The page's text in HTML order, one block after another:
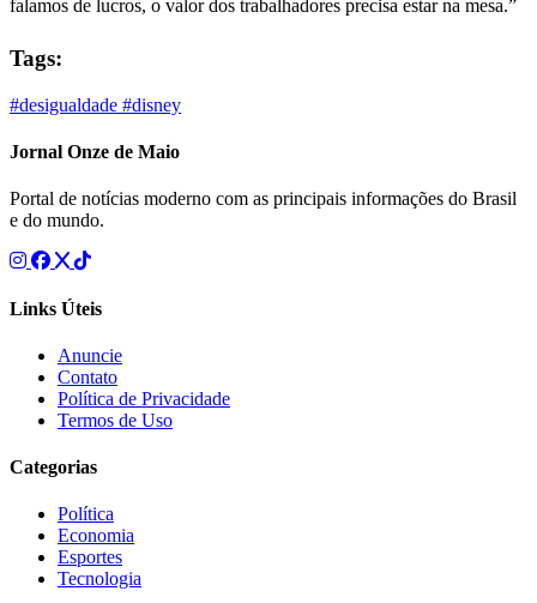
falamos de lucros, o valor dos trabalhadores precisa estar na mesa.”
Tags:
#desigualdade #disney
Jornal Onze de Maio
Portal de notícias moderno com as principais informações do Brasil
e do mundo.
Links Úteis
Anuncie
Contato
Política de Privacidade
Termos de Uso
Categorias
Política
Economia
Esportes
Tecnologia